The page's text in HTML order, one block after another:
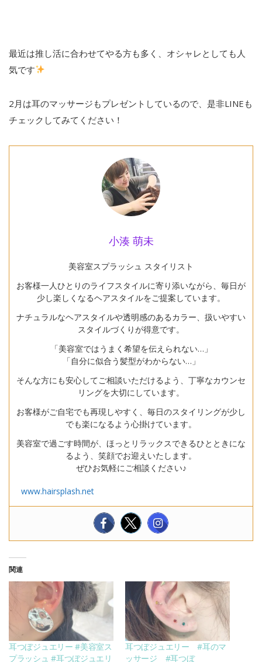
最近は推し活に合わせてやる方も多く、オシャレとしても人
気です
2月は耳のマッサージもプレゼントしているので、是非LINEも
チェックしてみてください！
小湊 萌未
美容室スプラッシュ スタイリスト
お客様一人ひとりのライフスタイルに寄り添いながら、毎日が
少し楽しくなるヘアスタイルをご提案しています。
ナチュラルなヘアスタイルや透明感のあるカラー、扱いやすい
スタイルづくりが得意です。
「美容室ではうまく希望を伝えられない…」
「自分に似合う髪型がわからない…」
そんな方にも安心してご相談いただけるよう、丁寧なカウンセ
リングを大切にしています。
お客様がご自宅でも再現しやすく、毎日のスタイリングが少し
でも楽になるよう心掛けています。
美容室で過ごす時間が、ほっとリラックスできるひとときにな
るよう、笑顔でお迎えいたします。
ぜひお気軽にご相談ください♪
www.hairsplash.net
関連
耳つぼジュエリー #美容室ス
プラッシュ #耳つぼジュエリ
耳つぼジュエリー #耳のマ
ッサージ #耳つぼ